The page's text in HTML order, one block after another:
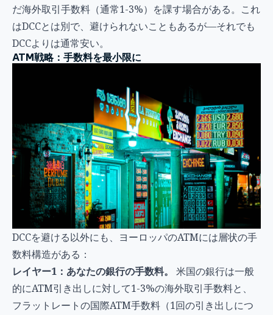
だ海外取引手数料（通常1-3%）を課す場合がある。これ
はDCCとは別で、避けられないこともあるが—それでも
DCCよりは通常安い。
ATM戦略：手数料を最小限に
DCCを避ける以外にも、ヨーロッパのATMには層状の手
数料構造がある：
レイヤー1：あなたの銀行の手数料。
米国の銀行は一般
的にATM引き出しに対して1-3%の海外取引手数料と、
フラットレートの国際ATM手数料（1回の引き出しにつ